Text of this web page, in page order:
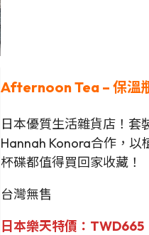
Afternoon Tea – 保溫
日本優質生活雜貨店！套
Hannah Konora合作，以
杯碟都值得買回家收藏！
台灣無售
日本樂天特價：TWD665